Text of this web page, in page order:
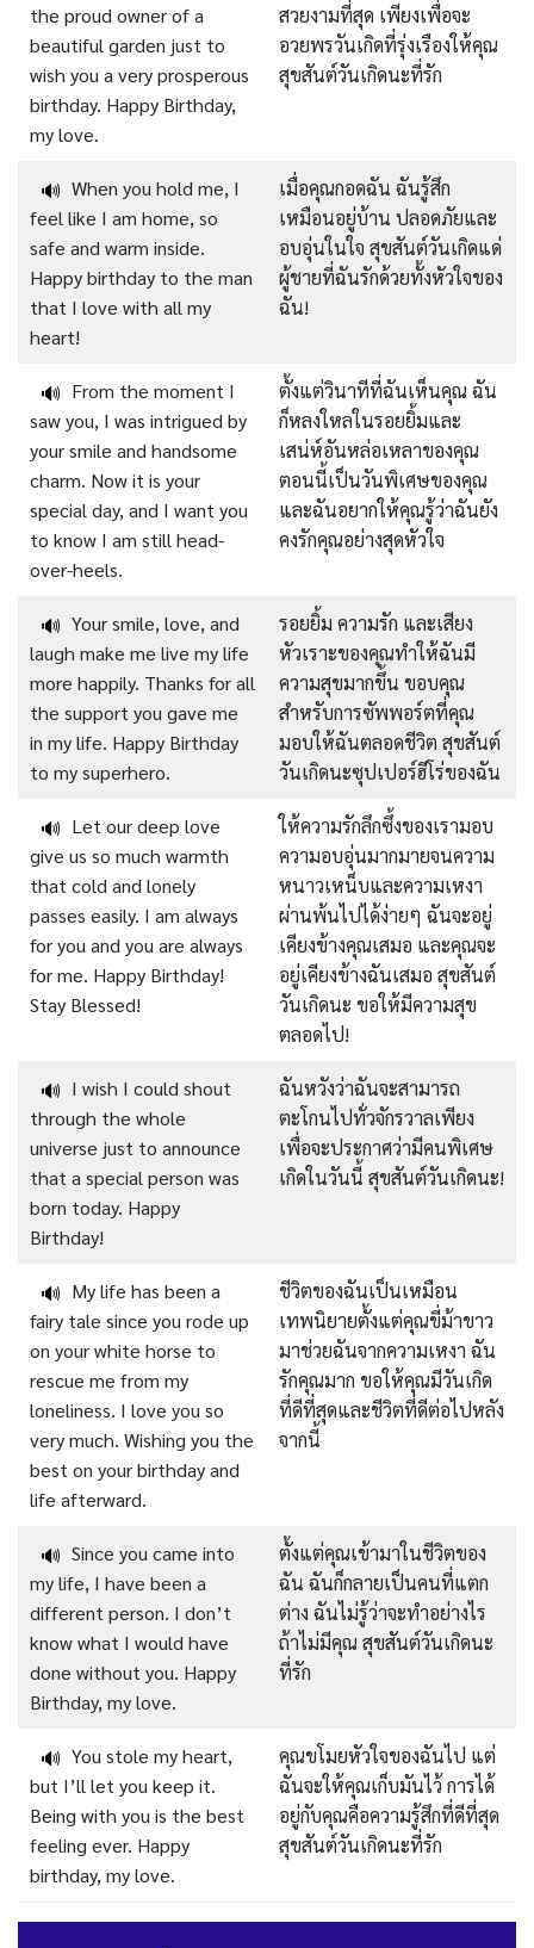
the proud owner of a
beautiful garden just to
wish you a very prosperous
birthday. Happy Birthday,
my love.
สวยงามที่สุด เพียงเพื่อจะ
อวยพรวันเกิดที่รุ่งเรืองให้คุณ
สุขสันต์วันเกิดนะที่รัก
🔊 When you hold me, I
feel like I am home, so
safe and warm inside.
Happy birthday to the man
that I love with all my
heart!
เมื่อคุณกอดฉัน ฉันรู้สึก
เหมือนอยู่บ้าน ปลอดภัยและ
อบอุ่นในใจ สุขสันต์วันเกิดแด่
ผู้ชายที่ฉันรักด้วยทั้งหัวใจของ
ฉัน!
🔊 From the moment I
saw you, I was intrigued by
your smile and handsome
charm. Now it is your
special day, and I want you
to know I am still head-
over-heels.
ตั้งแต่วินาทีที่ฉันเห็นคุณ ฉัน
ก็หลงใหลในรอยยิ้มและ
เสน่ห์อันหล่อเหลาของคุณ
ตอนนี้เป็นวันพิเศษของคุณ
และฉันอยากให้คุณรู้ว่าฉันยัง
คงรักคุณอย่างสุดหัวใจ
🔊 Your smile, love, and
laugh make me live my life
more happily. Thanks for all
the support you gave me
in my life. Happy Birthday
to my superhero.
รอยยิ้ม ความรัก และเสียง
หัวเราะของคุณทำให้ฉันมี
ความสุขมากขึ้น ขอบคุณ
สำหรับการซัพพอร์ตที่คุณ
มอบให้ฉันตลอดชีวิต สุขสันต์
วันเกิดนะซุปเปอร์ฮีโร่ของฉัน
🔊 Let our deep love
give us so much warmth
that cold and lonely
passes easily. I am always
for you and you are always
for me. Happy Birthday!
Stay Blessed!
ให้ความรักลึกซึ้งของเรามอบ
ความอบอุ่นมากมายจนความ
หนาวเหน็บและความเหงา
ผ่านพ้นไปได้ง่ายๆ ฉันจะอยู่
เคียงข้างคุณเสมอ และคุณจะ
อยู่เคียงข้างฉันเสมอ สุขสันต์
วันเกิดนะ ขอให้มีความสุข
ตลอดไป!
🔊 I wish I could shout
through the whole
universe just to announce
that a special person was
born today. Happy
Birthday!
ฉันหวังว่าฉันจะสามารถ
ตะโกนไปทั่วจักรวาลเพียง
เพื่อจะประกาศว่ามีคนพิเศษ
เกิดในวันนี้ สุขสันต์วันเกิดนะ!
🔊 My life has been a
fairy tale since you rode up
on your white horse to
rescue me from my
loneliness. I love you so
very much. Wishing you the
best on your birthday and
life afterward.
ชีวิตของฉันเป็นเหมือน
เทพนิยายตั้งแต่คุณขี่ม้าขาว
มาช่วยฉันจากความเหงา ฉัน
รักคุณมาก ขอให้คุณมีวันเกิด
ที่ดีที่สุดและชีวิตที่ดีต่อไปหลัง
จากนี้
🔊 Since you came into
my life, I have been a
different person. I don’t
know what I would have
done without you. Happy
Birthday, my love.
ตั้งแต่คุณเข้ามาในชีวิตของ
ฉัน ฉันก็กลายเป็นคนที่แตก
ต่าง ฉันไม่รู้ว่าจะทำอย่างไร
ถ้าไม่มีคุณ สุขสันต์วันเกิดนะ
ที่รัก
🔊 You stole my heart,
but I’ll let you keep it.
Being with you is the best
feeling ever. Happy
birthday, my love.
คุณขโมยหัวใจของฉันไป แต่
ฉันจะให้คุณเก็บมันไว้ การได้
อยู่กับคุณคือความรู้สึกที่ดีที่สุด
สุขสันต์วันเกิดนะที่รัก